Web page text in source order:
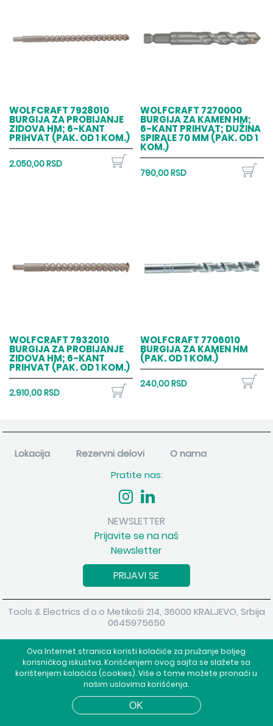
Ova Internet stranica koristi kolačiće za pružanje boljeg
korisničkog iskustva. Korišćenjem ovog sajta se slažete sa
korištenjem kolačića (cookies). Više o tome možete pronaći u
našim uslovima korišćenja.
WOLFCRAFT 7928010
BURGIJA ZA PROBIJANJE
ZIDOVA HM; 6-KANT
PRIHVAT (PAK. OD 1 KOM.)
2.050,00 RSD
WOLFCRAFT 7270000
BURGIJA ZA KAMEN HM;
6-KANT PRIHVAT; DUŽINA
SPIRALE 70 MM (PAK. OD 1
KOM.)
790,00 RSD
WOLFCRAFT 7932010
BURGIJA ZA PROBIJANJE
ZIDOVA HM; 6-KANT
PRIHVAT (PAK. OD 1 KOM.)
2.910,00 RSD
WOLFCRAFT 7706010
BURGIJA ZA KAMEN HM
(PAK. OD 1 KOM.)
240,00 RSD
Lokacija Rezervni delovi
O nama
Pratite nas:
NEWSLETTER
Prijavite se na naš
Newsletter
PRIJAVI SE
Tools & Electrics d.o.o Metikoši 214, 36000 KRALJEVO, Srbija
0645975650
Powered byshopen.com